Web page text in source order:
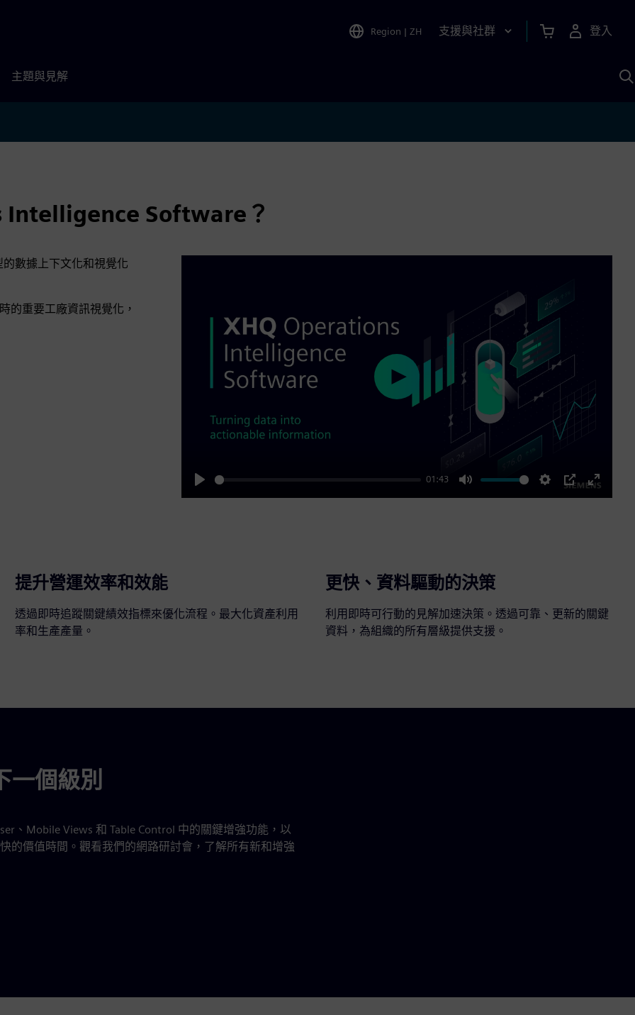
Region | ZH 支援與社群 登入
主題與見解
Intelligence Software？
數據上下文化和視覺化
的重要工廠資訊視覺化，
Play
01:43
Mute Settings
PIP
Enter
Play
提升營運效率和效能
透過即時追蹤關鍵績效指標來優化流程。最大化資產利用
率和生產產量。
更快、資料驅動的決策
利用即時可行動的見解加速決策。透過可靠、更新的關鍵
資料，為組織的所有層級提供支援。
一個級別
、Mobile Views 和 Table Control 中的關鍵增強功能，以
的價值時間。觀看我們的網路研討會，了解所有新和增強